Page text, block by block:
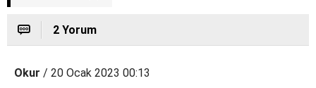
2 Yorum
Okur / 20 Ocak 2023 00:13